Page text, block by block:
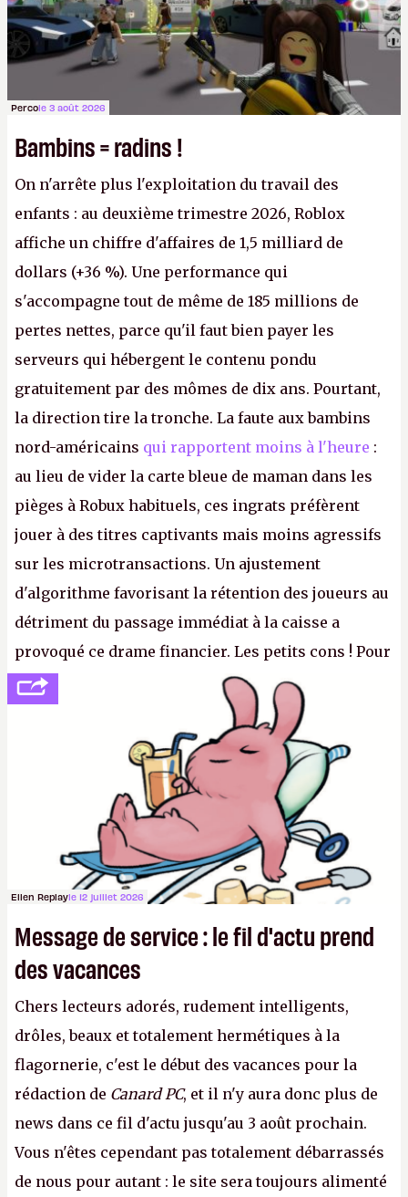
Percole 3 août 2026
Bambins = radins !
On n'arrête plus l'exploitation du travail des
enfants : au deuxième trimestre 2026, Roblox
affiche un chiffre d'affaires de 1,5 milliard de
dollars (+36 %). Une performance qui
s'accompagne tout de même de 185 millions de
pertes nettes, parce qu'il faut bien payer les
serveurs qui hébergent le contenu pondu
gratuitement par des mômes de dix ans. Pourtant,
la direction tire la tronche. La faute aux bambins
nord-américains qui rapportent moins à l'heure :
au lieu de vider la carte bleue de maman dans les
pièges à Robux habituels, ces ingrats préfèrent
jouer à des titres captivants mais moins agressifs
sur les microtransactions. Un ajustement
d'algorithme favorisant la rétention des joueurs au
détriment du passage immédiat à la caisse a
provoqué ce drame financier. Les petits cons ! Pour
se consoler, le PDG David Baszucki peut compter
sur le déblocage du jeu en Russie et l'explosion des
joueurs majeurs (+32 %). L'avenir appartient donc
aux adultes, qui ne sont jamais que des enfants
avec du pouvoir d'achat.P.
Ellen Replayle 12 juillet 2026
Message de service : le fil d'actu prend
des vacances
Chers lecteurs adorés, rudement intelligents,
drôles, beaux et totalement hermétiques à la
flagornerie, c'est le début des vacances pour la
rédaction de Canard PC, et il n'y aura donc plus de
news dans ce fil d'actu jusqu'au 3 août prochain.
Vous n'êtes cependant pas totalement débarrassés
de nous pour autant : le site sera toujours alimenté